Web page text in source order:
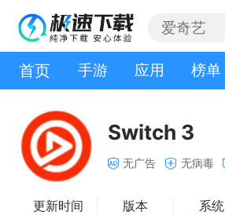
首页 手游 应用 榜单
Switch 3
无广告 无病毒
更新时间
版本
系统